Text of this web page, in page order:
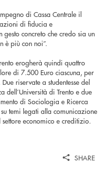
di Cassa Centrale il
di fiducia e
concreto che credo sia un
è più con noi”.
erogherà quindi quattro
di 7.500 Euro ciascuna, per
riservate a studentesse del
dell’Università di Trento e due
di Sociologia e Ricerca
temi legati alla comunicazione
economico e creditizio.
SHARE